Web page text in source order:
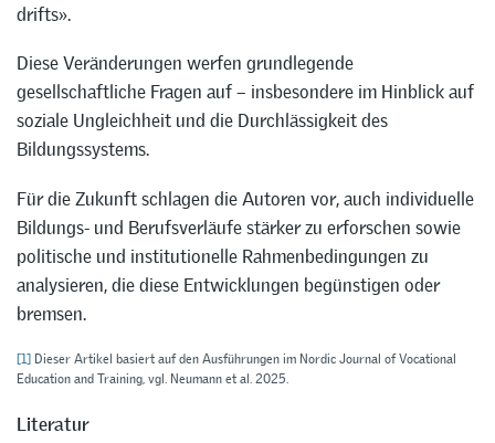
drifts».
Diese Veränderungen werfen grundlegende
gesellschaftliche Fragen auf – insbesondere im Hinblick auf
soziale Ungleichheit und die Durchlässigkeit des
Bildungssystems.
Für die Zukunft schlagen die Autoren vor, auch individuelle
Bildungs- und Berufsverläufe stärker zu erforschen sowie
politische und institutionelle Rahmenbedingungen zu
analysieren, die diese Entwicklungen begünstigen oder
bremsen.
[1] Dieser Artikel basiert auf den Ausführungen im Nordic Journal of Vocational
Education and Training, vgl. Neumann et al. 2025.
Literatur